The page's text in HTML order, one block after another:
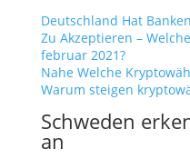
Deutschland Hat
Zu Akzeptieren –
februar 2021?
Nahe Welche
Warum steigen
Schweden
an